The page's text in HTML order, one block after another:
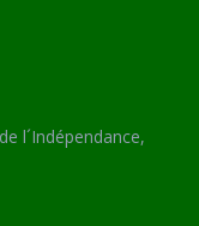
l´Indépendance,